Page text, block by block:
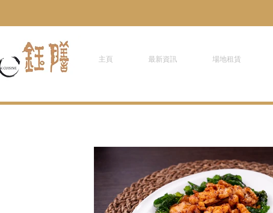
主頁 最新資訊 場地租賃